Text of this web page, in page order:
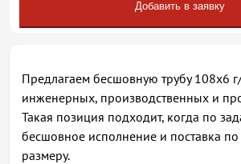
Добавить в заявку
Предлагаем бесшовную трубу 108х6
инженерных, производственных и
Такая позиция подходит, когда по
бесшовное исполнение и поставка по
размеру.